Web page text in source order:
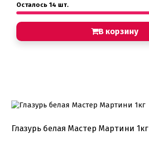
Осталось 14 шт.
В корзину
Глазурь белая Мастер Мартини 1кг